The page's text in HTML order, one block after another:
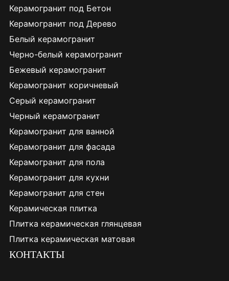
Керамогранит под Бетон
Керамогранит под Дерево
Белый керамогранит
Черно-белый керамогранит
Бежевый керамогранит
Керамогранит коричневый
Серый керамогранит
Черный керамогранит
Керамогранит для ванной
Керамогранит для фасада
Керамогранит для пола
Керамогранит для кухни
Керамогранит для стен
Керамическая плитка
Плитка керамическая глянцевая
Плитка керамическая матовая
КОНТАКТЫ